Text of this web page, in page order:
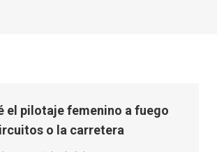
el pilotaje femenino a fuego
o la carretera